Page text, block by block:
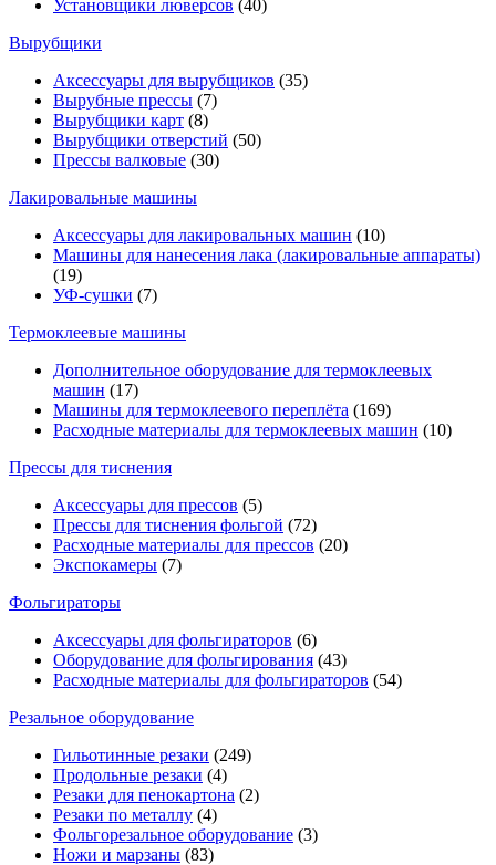
Установщики люверсов (40)
Вырубщики
Аксессуары для вырубщиков (35)
Вырубные прессы (7)
Вырубщики карт (8)
Вырубщики отверстий (50)
Прессы валковые (30)
Лакировальные машины
Аксессуары для лакировальных машин (10)
Машины для нанесения лака (лакировальные аппараты)
(19)
УФ-сушки (7)
Термоклеевые машины
Дополнительное оборудование для термоклеевых
машин (17)
Машины для термоклеевого переплёта (169)
Расходные материалы для термоклеевых машин (10)
Прессы для тиснения
Аксессуары для прессов (5)
Прессы для тиснения фольгой (72)
Расходные материалы для прессов (20)
Экспокамеры (7)
Фольгираторы
Аксессуары для фольгираторов (6)
Оборудование для фольгирования (43)
Расходные материалы для фольгираторов (54)
Резальное оборудование
Гильотинные резаки (249)
Продольные резаки (4)
Резаки для пенокартона (2)
Резаки по металлу (4)
Фольгорезальное оборудование (3)
Ножи и марзаны (83)